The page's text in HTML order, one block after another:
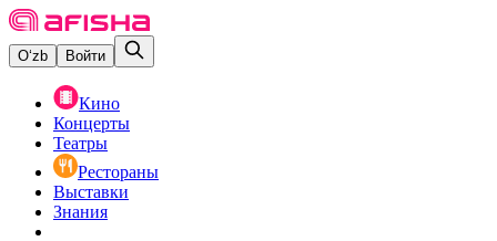
O‘zb Войти
Кино
Концерты
Театры
Рестораны
Выставки
Знания